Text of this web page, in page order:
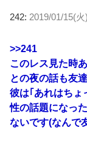
242: 2019/01/15(
>>241
このレス見た時
との夜の話も
彼は｢あれはちょ
性の話題になっ
ないです(なんで